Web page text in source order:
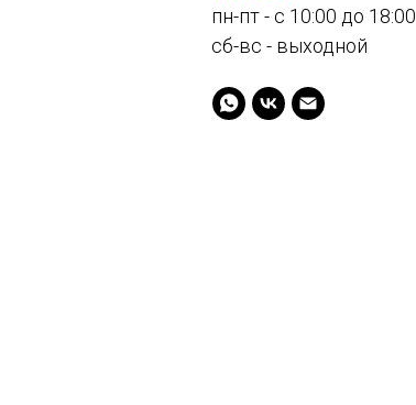
пн-пт - с 10:00 до 18:00
сб-вс - выходной